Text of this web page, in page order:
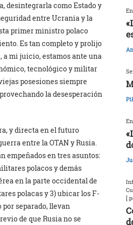
desintegrarla como Estado y
entre Ucrania y la
primer ministro polaco
Es tan completo y prolijo
a mi juicio, estamos ante una
tecnológico y militar
posesiones siempre
la desesperación
y directa en el futuro
entre la OTAN y Rusia.
empeñados en tres asuntos:
polacos y demás
en la parte occidental de
polacas y 3) ubicar los F-
separado, llevan
de que Rusia no se